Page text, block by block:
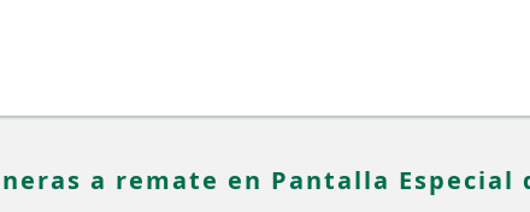
a remate en Pantalla Especial